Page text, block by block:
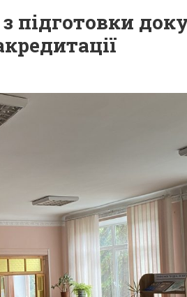
підготовки